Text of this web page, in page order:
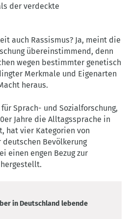
der verdeckte
auch Rassismus? Ja, meint die
übereinstimmend, denn
wegen bestimmter genetisch
Merkmale und Eigenarten
heraus.
Sprach- und Sozialforschung,
Jahre die Alltagssprache in
hat vier Kategorien von
Bevölkerung
einen engen Bezug zur
in Deutschland lebende